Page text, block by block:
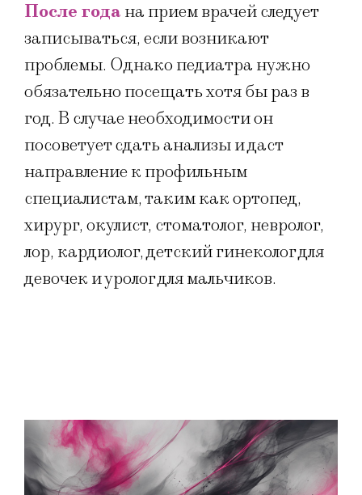
После года на прием врачей следует
записываться, если возникают
проблемы. Однако педиатра нужно
обязательно посещать хотя бы раз в
год. В случае необходимости он
посоветует сдать анализы и даст
направление к профильным
специалистам, таким как ортопед,
хирург, окулист, стоматолог, невролог,
лор, кардиолог, детский гинеколог для
девочек и уролог для мальчиков.